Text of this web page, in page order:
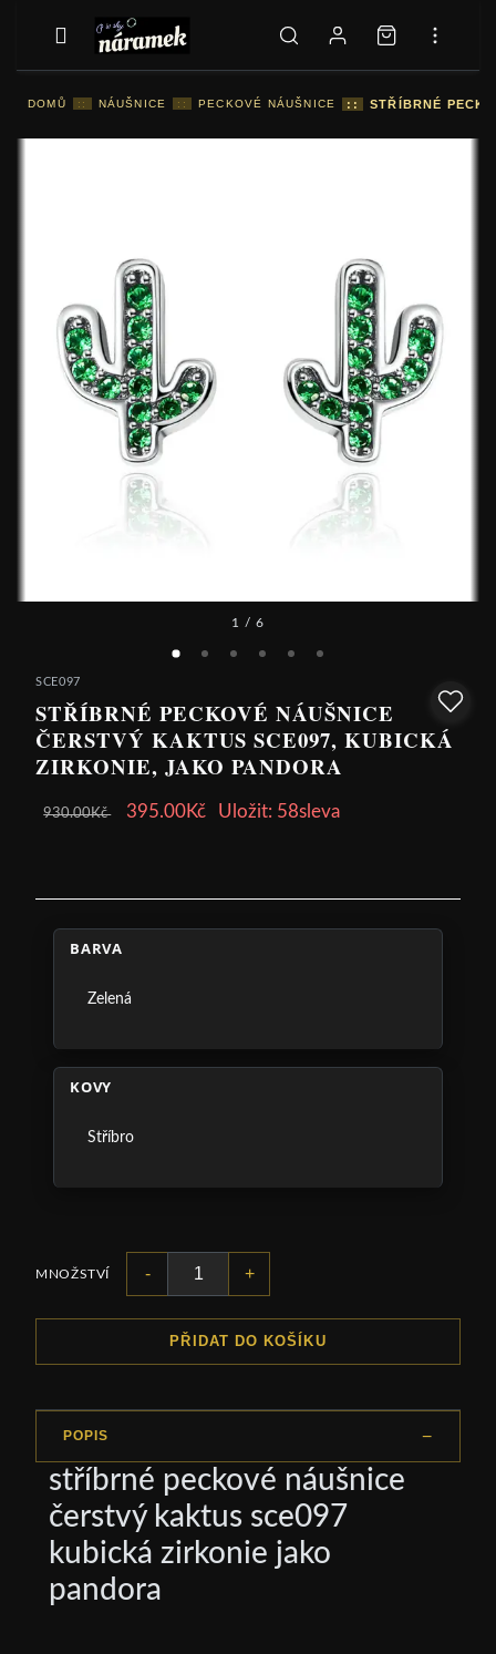
DOMŮ :: NÁUŠNICE :: PECKOVÉ NÁUŠNICE :: STŘÍBRNÉ
1 / 6
SCE097
STŘÍBRNÉ PECKOVÉ NÁUŠNICE
ČERSTVÝ KAKTUS SCE097, KUBICKÁ
ZIRKONIE, JAKO PANDORA
930.00Kč 395.00Kč Uložit: 58sleva
BARVA
Zelená
KOVY
Stříbro
MNOŽSTVÍ - +
PŘIDAT DO KOŠÍKU
POPIS
stříbrné peckové náušnice
čerstvý kaktus sce097
kubická zirkonie jako
pandora